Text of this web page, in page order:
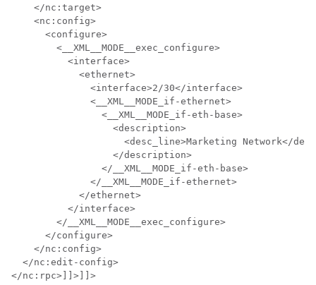
    </nc:target>
    <nc:config>
      <configure>
        <__XML__MODE__exec_configure>
          <interface>
            <ethernet>
              <interface>2/30</interface>
              <__XML__MODE_if-ethernet>
                <__XML__MODE_if-eth-base>
                  <description>
<desc_line>Marketing Network</
                  </description>
                </__XML__MODE_if-eth-base>
              </__XML__MODE_if-ethernet>
            </ethernet>
          </interface>
        </__XML__MODE__exec_configure>
      </configure>
    </nc:config>
  </nc:edit-config>
</nc:rpc>]]>]]>